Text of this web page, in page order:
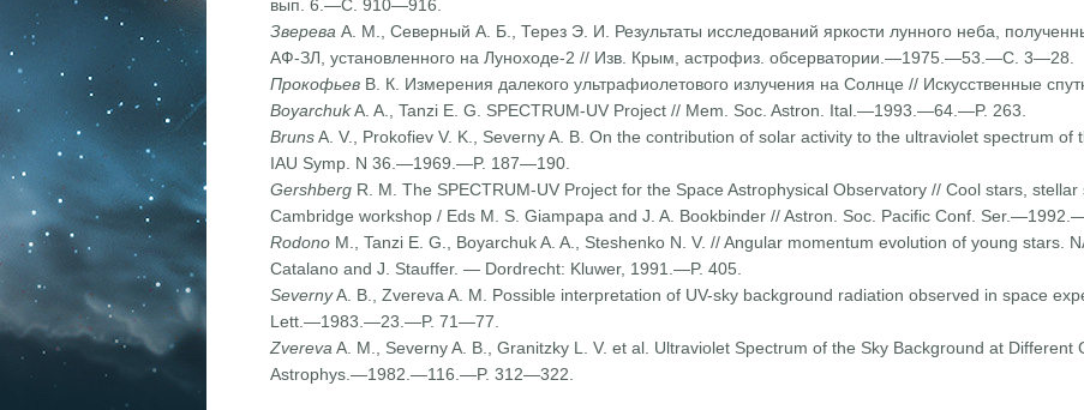
вып. 6.—С. 910—916.
ЗвереваА. М., Северный А. Б., Терез Э. И. Результаты исследований яркости лунного неба,
АФ-ЗЛ, установленного на Луноходе-2 // Изв. Крым, астрофиз. обсерватории.—1975.—53.—С. 3—28.
ПрокофьевВ. К. Измерения далекого ультрафиолетового излу­чения на Солнце // Искусственные
BoyarchukA. A., Tanzi E. G. SPECTRUM-UV Project // Mem. Soc. Astron. Ital.—1993.—64.—P. 263.
BrunsA. V., Prokofiev V. K., Severny A. B. On the contribution of solar activity to the ultraviolet spectrum of
IAU Symp. N 36.—1969.—P. 187—190.
GershbergR. M. The SPECTRUM-UV Project for the Space Astrophysical Observatory // Cool stars,
Cambridge workshop / Eds M. S. Giampapa and J. A. Bookbinder // Astron. Soc. Pacific Conf.
RodonoM., Tanzi E. G., Boyarchuk A. A., Steshenko N. V. // Angular momentum evolution of young stars.
Catalano and J. Stauffer. — Dordrecht: Kluwer, 1991.—P. 405.
SevernyA. B., Zvereva A. M. Possible interpretation of UV-sky background radiation observed in space
Lett.—1983.—23.—P. 71—77.
ZverevaA. M., Severny A. B., Granitzky L. V. et al. Ultraviolet Spectrum of the Sky Background at Different
Astrophys.—1982.—116.—P. 312—322.